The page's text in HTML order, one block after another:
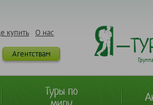
О нас
купить
Агентствам
Туры по